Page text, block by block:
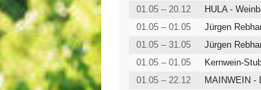
01.05 – 20.12
HULA -
01.05 – 01.05
Jürgen
01.05 – 31.05
Jürgen
01.05 – 01.05
Kernwein-
01.05 – 22.12
MAINWEIN -